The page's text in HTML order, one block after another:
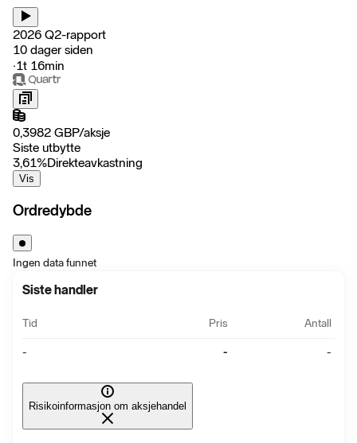
2026 Q2-rapport
10 dager siden
‧1t 16min
0,3982 GBP/aksje
Siste utbytte
3,61%Direkteavkastning
Vis
Ordredybde
Ingen data funnet
Siste handler
Tid Pris Antall
- - -
Risikoinformasjon om aksjehandel